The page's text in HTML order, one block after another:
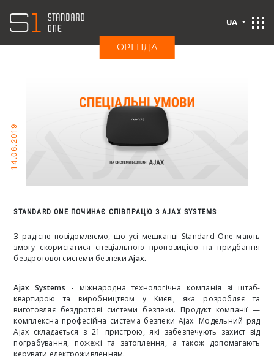
ОРЕНДА
UA
14.06.2019
STANDARD ONE ПОЧИНАЄ СПІВПРАЦЮ З AJAX SYSTEMS
З радістю повідомляємо, що усі мешканці Standard One мають
змогу скористатися спеціальною пропозицією на придбання
бездротової системи безпекиAjax.
Ajax Systems - міжнародна технологічна компанія зі штаб-
квартирою та виробництвом у Києві, яка розробляє та
виготовляє бездротові системи безпеки. Продукт компанії —
комплексна професійна система безпеки Ajax. Модельний ряд
Ajax складається з 21 пристрою, які забезпечують захист від
пограбування, пожежі та затоплення, а також допомагають